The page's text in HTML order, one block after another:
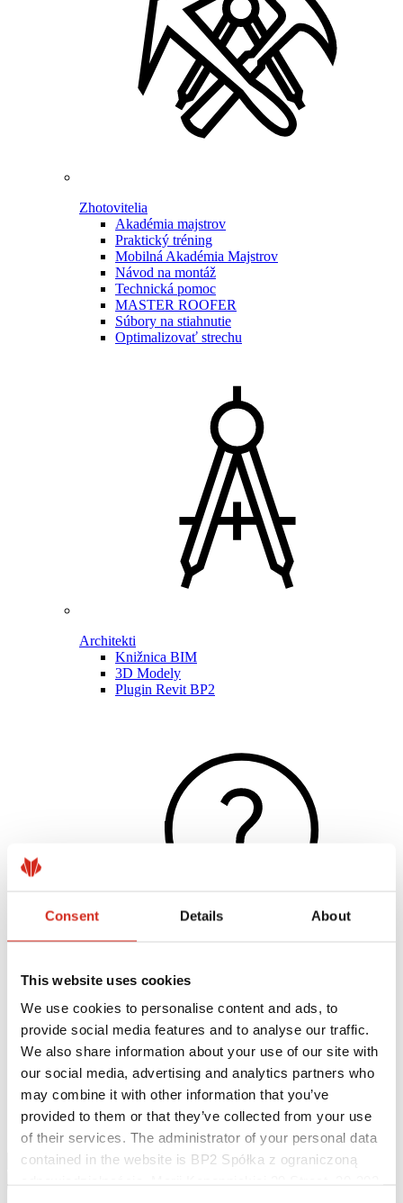
Consent Details About
This website uses cookies
We use cookies to personalise content and ads, to
provide social media features and to analyse our traffic.
We also share information about your use of our site with
our social media, advertising and analytics partners who
may combine it with other information that you’ve
provided to them or that they’ve collected from your use
of their services. The administrator of your personal data
contained in the website is BP2 Spółka z ograniczoną
Zhotovitelia
Akadémia majstrov
Praktický tréning
Mobilná Akadémia Majstrov
Návod na montáž
Technická pomoc
MASTER ROOFER
Súbory na stiahnutie
Optimalizovať strechu
Architekti
Knižnica BIM
3D Modely
Plugin Revit BP2
Užitočné odkazy
Nátery, farby a záruky
Registrácia záruky
Realizácie a inšpirácie
Súbory na stiahnutie
Nájsť zhotoviteľa
Knižnica BIM
Najčastejšie otázky (FAQ)
Na stiahnutie
Kontakty